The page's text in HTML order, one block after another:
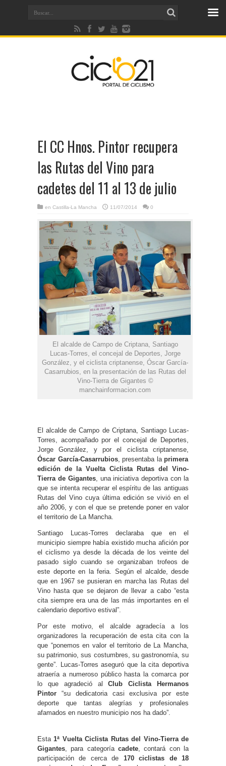
El CC Hnos. Pintor recupera
las Rutas del Vino para
cadetes del 11 al 13 de julio
en Castilla-La Mancha 11/07/2014 0
El alcalde de Campo de Criptana, Santiago
Lucas-Torres, el concejal de Deportes, Jorge
González, y el ciclista criptanense, Óscar García-
Casarrubios, en la presentación de las Rutas del
Vino-Tierra de Gigantes ©
manchainformacion.com
El alcalde de Campo de Criptana, Santiago Lucas-
Torres, acompañado por el concejal de Deportes,
Jorge González, y por el ciclista criptanense,
Óscar García-Casarrubios, presentaba laprimera
edición de la Vuelta Ciclista Rutas del Vino-
Tierra de Gigantes, una iniciativa deportiva con la
que se intenta recuperar el espíritu de las antiguas
Rutas del Vino cuya última edición se vivió en el
año 2006, y con el que se pretende poner en valor
el territorio de La Mancha.
Santiago Lucas-Torres declaraba que en el
municipio siempre había existido mucha afición por
el ciclismo ya desde la década de los veinte del
pasado siglo cuando se organizaban trofeos de
este deporte en la feria. Según el alcalde, desde
que en 1967 se pusieran en marcha las Rutas del
Vino hasta que se dejaron de llevar a cabo “esta
cita siempre era una de las más importantes en el
calendario deportivo estival”.
Por este motivo, el alcalde agradecía a los
organizadores la recuperación de esta cita con la
que “ponemos en valor el territorio de La Mancha,
su patrimonio, sus costumbres, su gastronomía, su
gente”. Lucas-Torres aseguró que la cita deportiva
atraería a numeroso público hasta la comarca por
lo que agradeció alClub Ciclista Hermanos
Pintor “su dedicatoria casi exclusiva por este
deporte que tantas alegrías y profesionales
afamados en nuestro municipio nos ha dado”.
Esta1ª Vuelta Ciclista Rutas del Vino-Tierra de
Gigantes, para categoría cadete, contará con la
participación de cerca de 170 ciclistas de 18